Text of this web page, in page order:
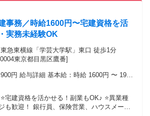
事務／時給1600円〜宅建資格を活
実務未経験OK
急東横線「学芸大学駅」東口 徒歩1分
東京都目黒区鷹番]
円 給与詳細 基本給：時給 1600円 〜 1900
宅建資格を活かせる！副業もOK♪ ⭐異業種
営業、ハウスメーカ